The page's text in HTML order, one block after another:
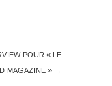
POUR « LE
MAGAZINE » →